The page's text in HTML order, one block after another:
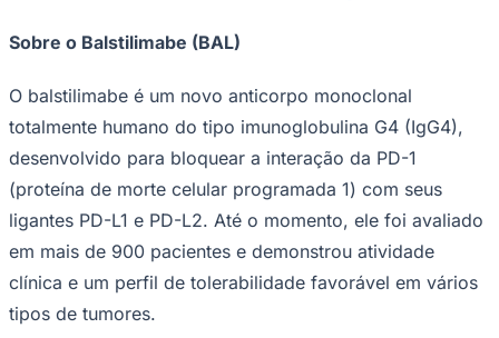
Sobre o Balstilimabe (BAL)
O balstilimabe é um novo anticorpo monoclonal
totalmente humano do tipo imunoglobulina G4 (IgG4),
desenvolvido para bloquear a interação da PD-1
(proteína de morte celular programada 1) com seus
ligantes PD-L1 e PD-L2. Até o momento, ele foi avaliado
em mais de 900 pacientes e demonstrou atividade
clínica e um perfil de tolerabilidade favorável em vários
tipos de tumores.